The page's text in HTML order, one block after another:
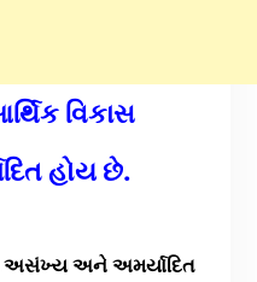
વિકાસ
હોય છે.
અસંખ્ય અને અમર્યાદિત